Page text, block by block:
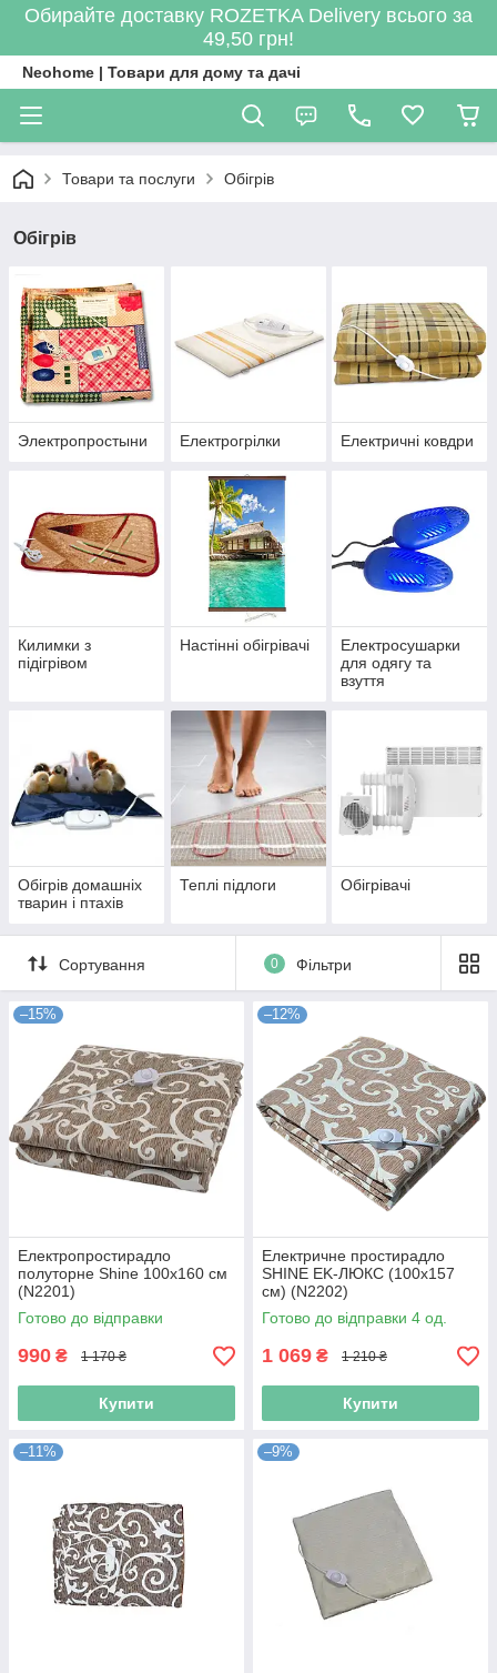
Обирайте доставку ROZETKA Delivery всього за
49,50 грн!
Neohome | Товари для дому та дачі
Товари та послуги Обігрів
Обігрів
Электропростыни Електрогрілки Електричні ковдри
Килимки з
підігрівом
Настінні обігрівачі
Електросушарки
для одягу та
взуття
Обігрів домашніх
тварин і птахів
Теплі підлоги Обігрівачі
Сортування 0 Фільтри
–15%
Електропростирадло
полуторне Shine 100x160 см
(N2201)
Готово до відправки
990 ₴ 1 170 ₴
Купити
–12%
Електричне простирадло
SHINE EK-ЛЮКС (100x157
см) (N2202)
Готово до відправки 4 од.
1 069 ₴ 1 210 ₴
Купити
–11% –9%